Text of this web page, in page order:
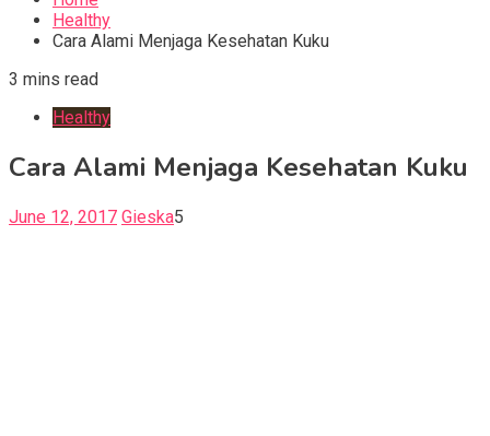
Healthy
Cara Alami Menjaga Kesehatan Kuku
3 mins read
Healthy
Cara Alami Menjaga Kesehatan Kuku
June 12, 2017 Gieska5